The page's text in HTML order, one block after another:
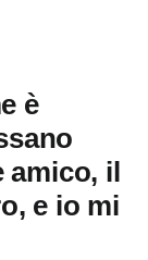
è
amico, il
e io mi